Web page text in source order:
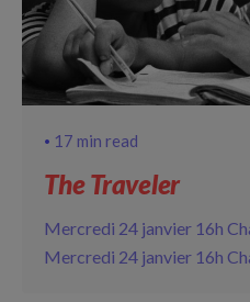
17 min read
The Traveler
Mercredi 24 janvier 16h
Mercredi 24 janvier 16h